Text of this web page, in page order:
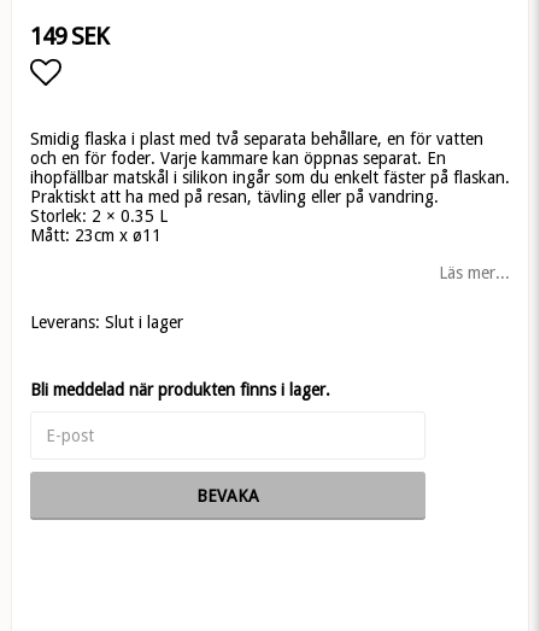
149 SEK
Smidig flaska i plast med två separata behållare, en för vatten
och en för foder. Varje kammare kan öppnas separat. En
ihopfällbar matskål i silikon ingår som du enkelt fäster på flaskan.
Praktiskt att ha med på resan, tävling eller på vandring.
Storlek: 2 × 0.35 L
Mått: 23cm x ø11
Läs mer...
Leverans: Slut i lager
Bli meddelad när produkten finns i lager.
BEVAKA